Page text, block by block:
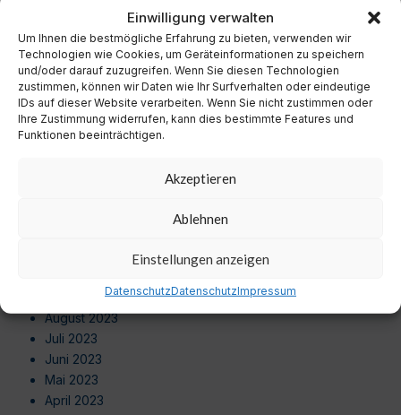
Einwilligung verwalten
Um Ihnen die bestmögliche Erfahrung zu bieten, verwenden wir
Technologien wie Cookies, um Geräteinformationen zu speichern
und/oder darauf zuzugreifen. Wenn Sie diesen Technologien
zustimmen, können wir Daten wie Ihr Surfverhalten oder eindeutige
IDs auf dieser Website verarbeiten. Wenn Sie nicht zustimmen oder
Ihre Zustimmung widerrufen, kann dies bestimmte Features und
Funktionen beeinträchtigen.
Akzeptieren
Ablehnen
Einstellungen anzeigen
DatenschutzDatenschutzImpressum
September 2024
August 2024
Juli 2024
Juni 2024
Mai 2024
November 2023
September 2023
August 2023
Juli 2023
Juni 2023
Mai 2023
April 2023